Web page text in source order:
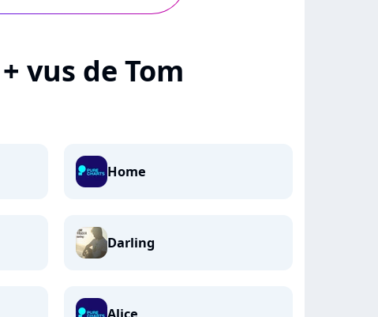
vus de Tom
Home
Darling